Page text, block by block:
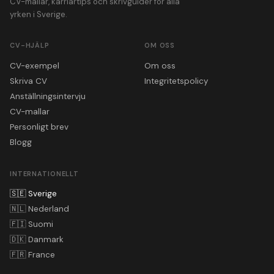
yrken i Sverige.
CV-HJÄLP
CV-exempel
Skriva CV
Anställningsintervju
CV-mallar
Personligt brev
Blogg
OM OSS
Om oss
Integritetspolicy
INTERNATIONELLT
🇸🇪 Sverige
🇳🇱 Nederland
🇫🇮 Suomi
🇩🇰 Danmark
🇫🇷 France